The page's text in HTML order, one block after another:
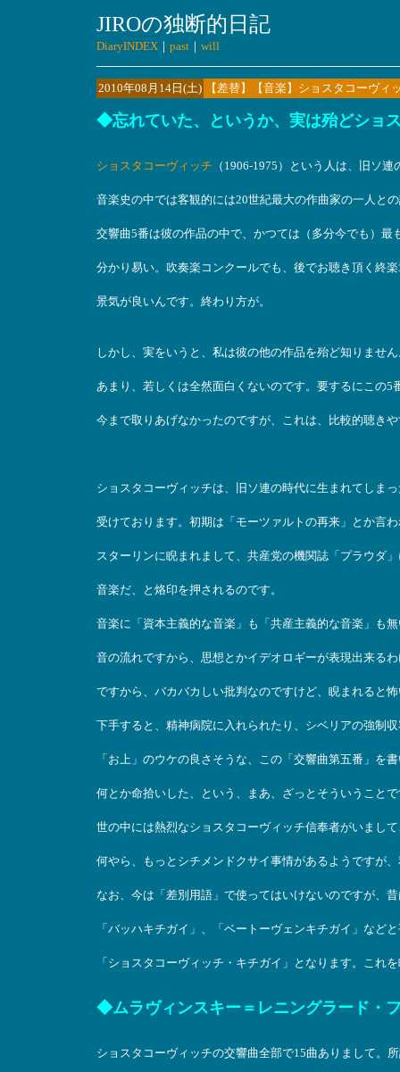
JIROの独断的日記
DiaryINDEX｜ past｜ will
2010年08月14日(土) 【差替】【音楽】ショスタコーヴ
◆忘れていた、というか、実は殆どショ
ショスタコーヴィッチ （1906-1975）という人は、旧ソ
音楽史の中では客観的には20世紀最大の作曲家の一人と
交響曲5番は彼の作品の中で、かつては（多分今でも）最
分かり易い。吹奏楽コンクールでも、後でお聴き頂く終
景気が良いんです。終わり方が。
しかし、実をいうと、私は彼の他の作品を殆ど知りませ
あまり、若しくは全然面白くないのです。要するにこの5
今まで取りあげなかったのですが、これは、比較的聴き
ショスタコーヴィッチは、旧ソ連の時代に生まれてしま
受けております。初期は「モーツァルトの再来」とか言
スターリンに睨まれまして、共産党の機関誌「プラウダ
音楽だ、と烙印を押されるのです。
音楽に「資本主義的な音楽」も「共産主義的な音楽」も
音の流れですから、思想とかイデオロギーが表現出来る
ですから、バカバカしい批判なのですけど、睨まれると
下手すると、精神病院に入れられたり、シベリアの強制
「お上」のウケの良さそうな、この「交響曲第五番」を
何とか命拾いした、という、まあ、ざっとそういうこと
世の中には熱烈なショスタコーヴィッチ信奉者がいまし
何やら、もっとシチメンドクサイ事情があるようですが
なお、今は「差別用語」で使ってはいけないのですが、
「バッハキチガイ」、「ベートーヴェンキチガイ」など
「ショスタコーヴィッチ・キチガイ」となります。これ
◆ムラヴィンスキー＝レニングラード・
ショスタコーヴィッチの交響曲全部で15曲ありまして。